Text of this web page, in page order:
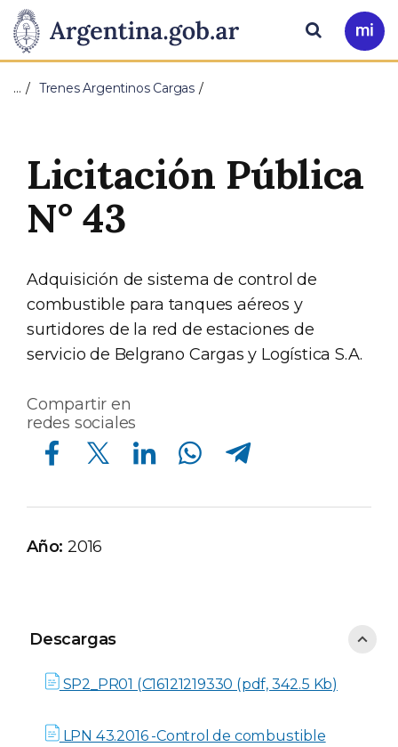
Presidencia
de
Nación
Pasar al contenido principal
Ir
a
Buscar
… Trenes Argentinos Cargas
Licitación Pública
N° 43
Adquisición de sistema de control de
combustible para tanques aéreos y
surtidores de la red de estaciones de
servicio de Belgrano Cargas y Logística S.A.
Compartir en
redes sociales
Compartir en Facebook Compartir en Twitter Compartir en Linkedin Compartir en Whatsapp Compartir en Telegram
Año: 2016
Descargas
Descargas
SP2_PR01 (C16121219330 (pdf, 342.5 Kb)
LPN 43.2016 -Control de combustible